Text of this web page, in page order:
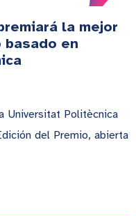
la mejor
en
Universitat Politècnica
del Premio, abierta